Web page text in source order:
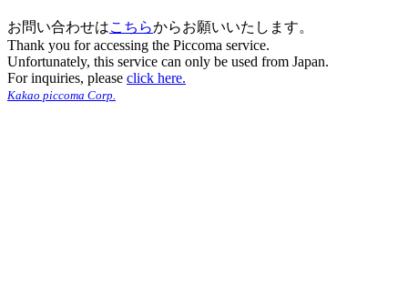
お問い合わせはこちらからお願いいたします。
Thank you for accessing the Piccoma service.
Unfortunately, this service can only be used from Japan.
For inquiries, please click here.
Kakao piccoma Corp.